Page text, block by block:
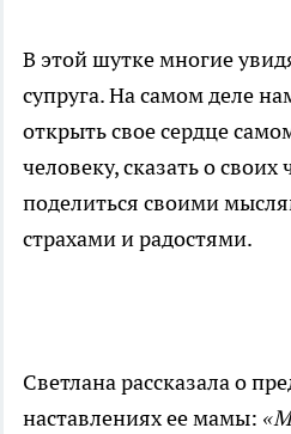
В этой шутке многие
супруга. На самом деле
открыть свое сердце
человеку, сказать о своих
поделиться своими
страхами и радостями.
Светлана рассказала о
наставлениях ее мамы: